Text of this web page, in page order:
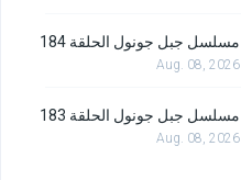
مسلسل جبل جونول الحلقة 184
Aug. 08, 2026
مسلسل جبل جونول الحلقة 183
Aug. 08, 2026